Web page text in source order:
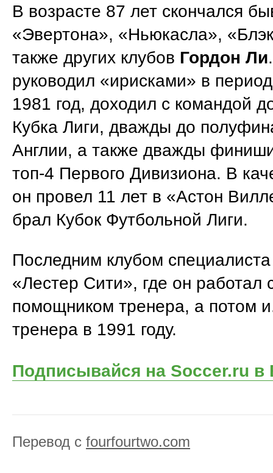
В возрасте 87 лет скончался
«Эвертона», «Ньюкасла»,
также других клубов Гордон Ли
руководил «ирисками» в
1981 год, доходил с командой
Кубка Лиги, дважды до
Англии, а также дважды
топ-4 Первого Дивизиона. В
он провел 11 лет в «Астон
брал Кубок Футбольной Лиги.
Последним клубом
«Лестер Сити», где он работал
помощником тренера, а потом
тренера в 1991 году.
Подписывайся на Soccer.ru в
Перевод с fourfourtwo.com